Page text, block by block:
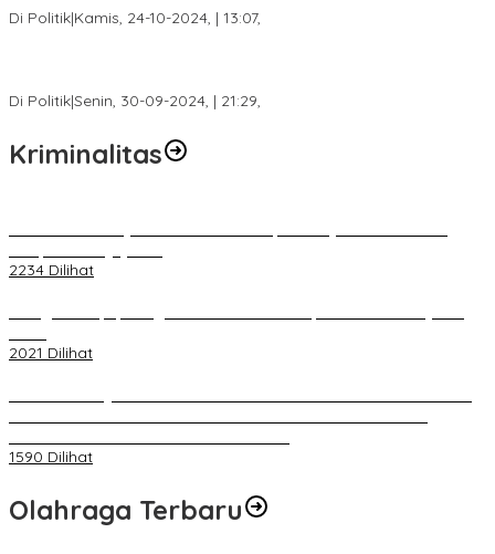
Di Politik|Kamis, 24-10-2024, | 13:07,
Di Politik|Senin, 30-09-2024, | 21:29,
Kriminalitas
2234 Dilihat
2021 Dilihat
1590 Dilihat
Olahraga Terbaru